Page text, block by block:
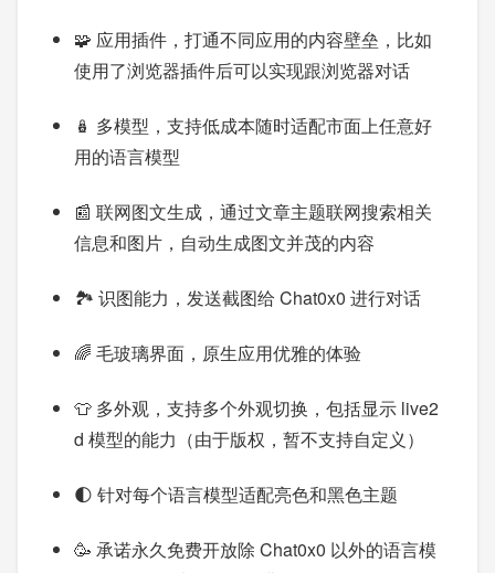
🧩 应用插件，打通不同应用的内容壁垒，比如
使用了浏览器插件后可以实现跟浏览器对话
🪆 多模型，支持低成本随时适配市面上任意好
用的语言模型
📰 联网图文生成，通过文章主题联网搜索相关
信息和图片，自动生成图文并茂的内容
🏞️ 识图能力，发送截图给 Chat0x0 进行对话
🌈 毛玻璃界面，原生应用优雅的体验
👕 多外观，支持多个外观切换，包括显示 live2
d 模型的能力（由于版权，暂不支持自定义）
🌓 针对每个语言模型适配亮色和黑色主题
🥳 承诺永久免费开放除 Chat0x0 以外的语言模